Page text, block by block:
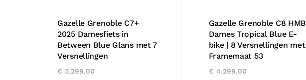
Gazelle Grenoble C7+
2025 Damesfiets in
Between Blue Glans met 7
Versnellingen
€ 3.299,00
Gazelle Grenoble C8 HMB
Dames Tropical Blue E-
bike | 8 Versnellingen met
Framemaat 53
€ 4.299,00